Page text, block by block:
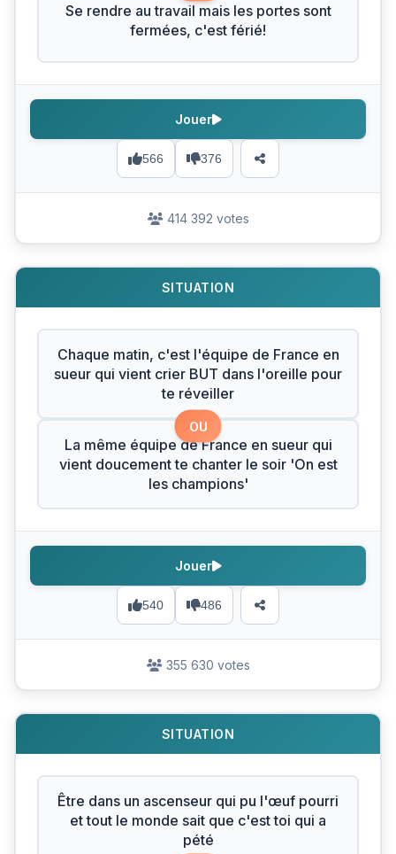
Se rendre au travail mais les portes sont
fermées, c'est férié!
566 376
Jouer
414 392 votes
SITUATION
Chaque matin, c'est l'équipe de France en
sueur qui vient crier BUT dans l'oreille pour
te réveiller
OU
La même équipe de France en sueur qui
vient doucement te chanter le soir 'On est
les champions'
540 486
Jouer
355 630 votes
SITUATION
Être dans un ascenseur qui pu l'œuf pourri
et tout le monde sait que c'est toi qui a
pété